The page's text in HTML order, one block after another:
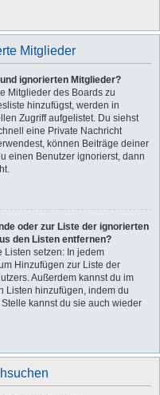
Mitglieder
ignorierten Mitglieder?
Mitglieder des Boards zu
hinzufügst, werden in
Zugriff aufgelistet. Du siehst
eine Private Nachricht
können Beiträge deiner
einen Benutzer ignorierst, dann
oder zur Liste der ignorierten
den Listen entfernen?
Listen setzen: In jedem
Hinzufügen zur Liste der
Außerdem kannst du im
Listen hinzufügen, indem du
kannst du sie auch wieder